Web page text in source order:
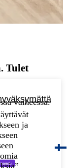
Tulet
vaiheessa.
ja